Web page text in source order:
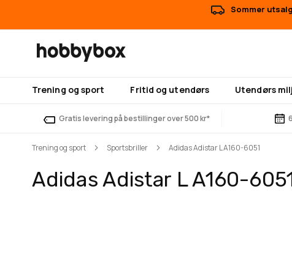
Sommer
Trening og sport Fritid og utendørs Utendørs
Gratis levering på bestillinger over 500 kr*
Trening og sport Sportsbriller Adidas Adistar L A160-6051
Adidas Adistar L A160-